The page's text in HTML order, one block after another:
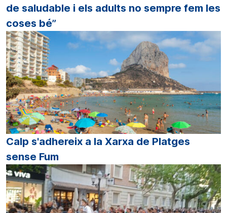
de saludable i els adults no sempre fem les
coses bé”
Calp s'adhereix a la Xarxa de Platges
sense Fum